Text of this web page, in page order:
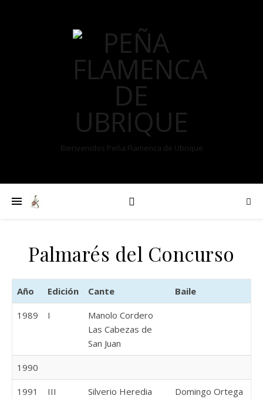
Bienvenidos Peña Flamenca de Ubrique
Palmarés del Concurso
Año Edición Cante Baile
1989 I
Manolo Cordero
Las Cabezas de
San Juan
1990
1991 III
Silverio Heredia
Domingo Ortega